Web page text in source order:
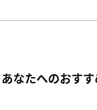
あなたへのおす